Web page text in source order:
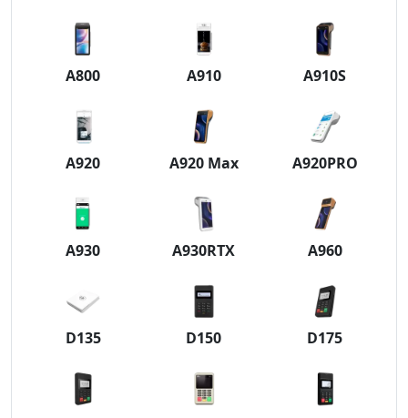
A800 A910 A910S
A920 A920 Max A920PRO
A930 A930RTX A960
D135 D150 D175